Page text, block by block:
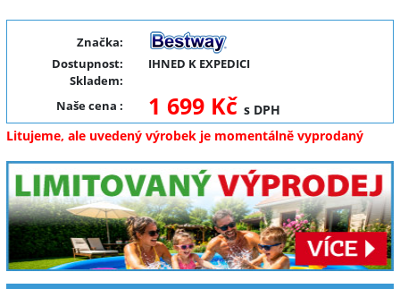
Značka:
Dostupnost:
IHNED K EXPEDICI
Skladem:
Naše cena : 1 699 Kč s DPH
Litujeme, ale uvedený výrobek je momentálně vyprodaný